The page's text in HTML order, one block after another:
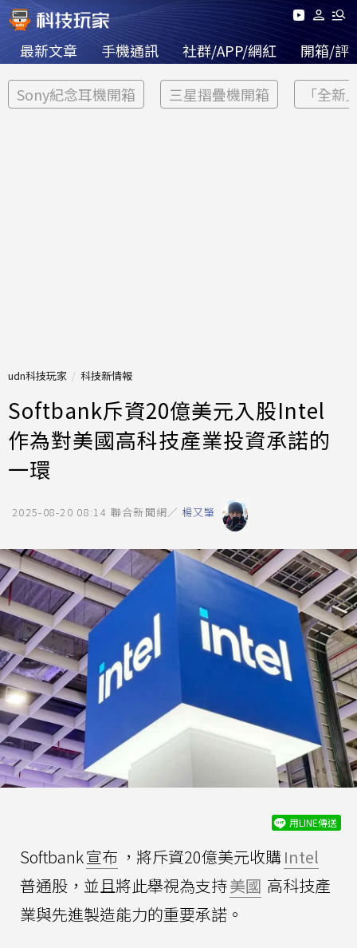
最新文章 手機通訊 社群/APP/網紅 開箱/評
Sony紀念耳機開箱 三星摺疊機開箱 「全新
udn科技玩家 科技新情報
Softbank斥資20億美元入股Intel
作為對美國高科技產業投資承諾的
一環
2025-08-20 08:14 聯合新聞網／ 楊又肇
用LINE傳送
Softbank宣布 ，將斥資20億美元收購Intel
普通股，並且將此舉視為支持美國 高科技產
業與先進製造能力的重要承諾。